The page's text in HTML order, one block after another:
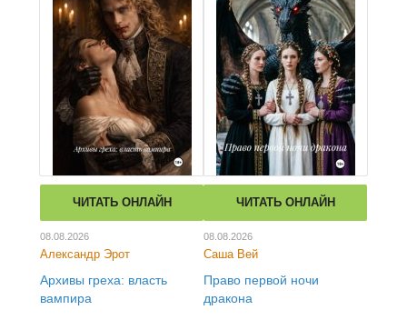
ЧИТАТЬ ОНЛАЙН
08.08.2026
Александр Эрот
Архивы греха: власть
вампира
ЧИТАТЬ ОНЛАЙН
08.08.2026
Саша Вей
Право первой ночи
дракона